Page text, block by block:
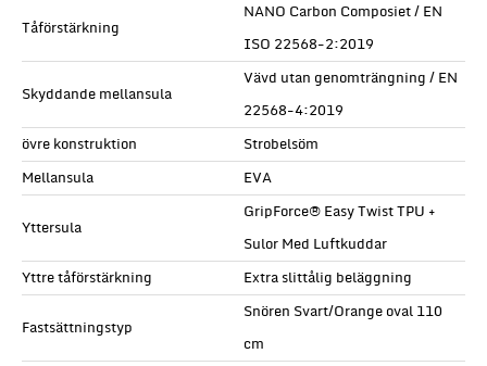
Tåförstärkning
NANO Carbon Composiet / EN
ISO 22568-2:2019
Skyddande mellansula
Vävd utan genomträngning / EN
22568-4:2019
övre konstruktion
Strobelsöm
Mellansula
EVA
Yttersula
GripForce® Easy Twist TPU +
Sulor Med Luftkuddar
Yttre tåförstärkning
Extra slittålig beläggning
Fastsättningstyp
Snören Svart/Orange oval 110
cm